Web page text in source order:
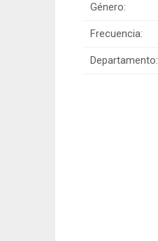
Género:
Frecuencia:
Departamento: